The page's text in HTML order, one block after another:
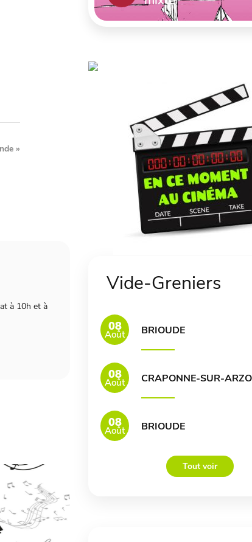
à 10h et à
»
Vide-Greniers
08
Août BRIOUDE
08
Août CRAPONNE-SUR-
08
Août BRIOUDE
Tout voir